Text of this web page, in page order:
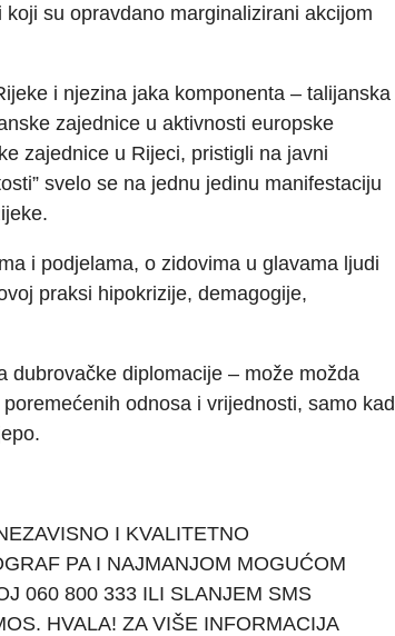
su opravdano marginalizirani akcijom
i njezina jaka komponenta – talijanska
zajednice u aktivnosti europske
zajednice u Rijeci, pristigli na javni
svelo se na jednu jedinu manifestaciju
i podjelama, o zidovima u glavama ljudi
praksi hipokrizije, demagogije,
dubrovačke diplomacije – može možda
odnosa i vrijednosti, samo kad
I KVALITETNO
PA I NAJMANJOM MOGUĆOM
060 800 333 ILI SLANJEM SMS
HVALA! ZA VIŠE INFORMACIJA